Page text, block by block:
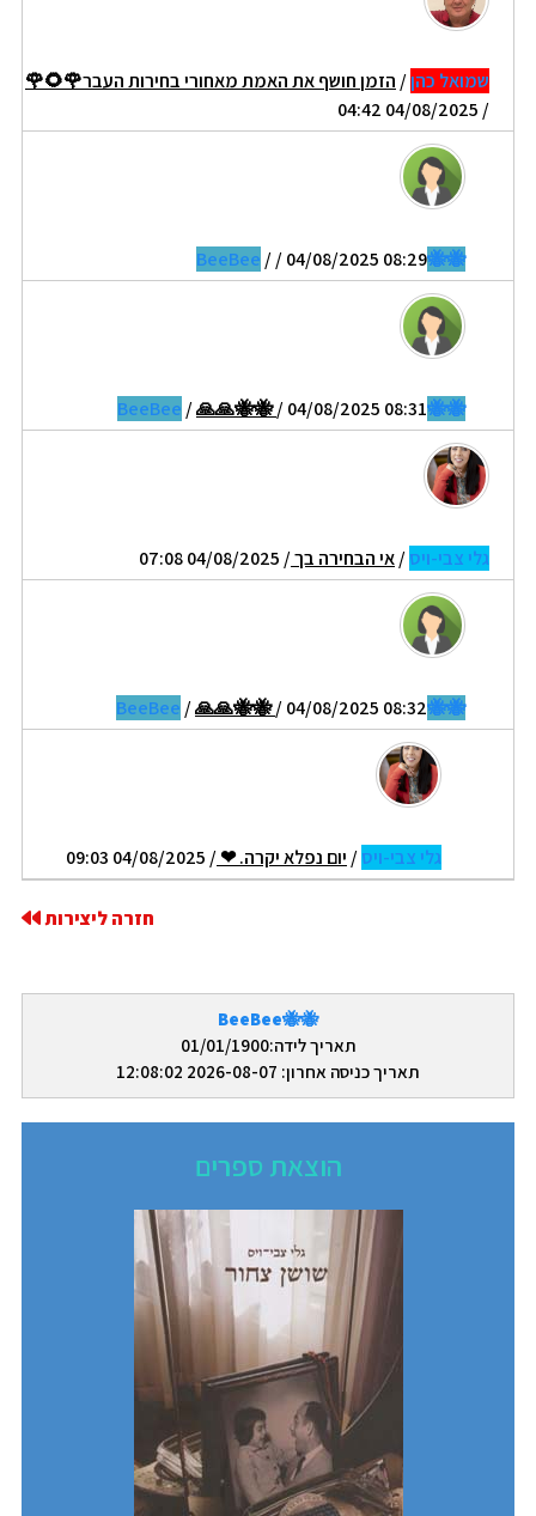
🐝🐝BeeBee
תאריך לידה:01/01/1900
תאריך כניסה אחרון: 2026-08-07 12:08:02
הוצאת ספרים
שמואל כהן/ הזמן חושף את האמת מאחורי בחירות העבר🌹🌻🌹
/ 04/08/2025 04:42
🐝🐝BeeBee
// 04/08/2025 08:29
🐝🐝BeeBee
/🙏🙏🐝🐝/ 04/08/2025 08:31
גלי צבי-ויס/אי הבחירה בך/ 04/08/2025 07:08
🐝🐝BeeBee
/🙏🙏🐝🐝/ 04/08/2025 08:32
גלי צבי-ויס/ יום נפלא יקרה. ❤/ 04/08/2025 09:03
חזרה ליצירות